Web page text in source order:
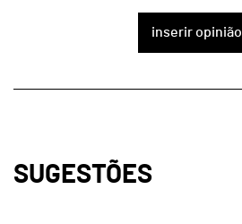
inserir opinião
SUGESTÕES